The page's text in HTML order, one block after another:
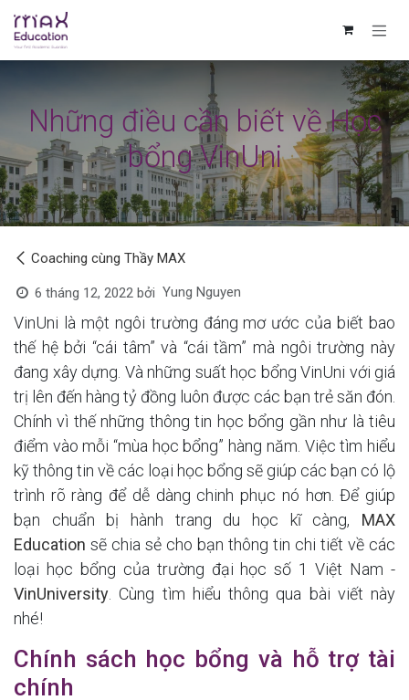
Những điều cần biết về Học
bổng VinUni
Coaching cùng Thầy MAX
6 tháng 12, 2022 bởi Yung Nguyen
VinUni là một ngôi trường đáng mơ ước của biết bao
thế hệ bởi “cái tâm” và “cái tầm” mà ngôi trường này
đang xây dựng. Và những suất học bổng VinUni với giá
trị lên đến hàng tỷ đồng luôn được các bạn trẻ săn đón.
Chính vì thế những thông tin học bổng gần như là tiêu
điểm vào mỗi “mùa học bổng” hàng năm. Việc tìm hiểu
kỹ thông tin về các loại học bổng sẽ giúp các bạn có lộ
trình rõ ràng để dễ dàng chinh phục nó hơn. Để giúp
bạn chuẩn bị hành trang du học kĩ càng, MAX
Education sẽ chia sẻ cho bạn thông tin chi tiết về các
loại học bổng của trường đại học số 1 Việt Nam -
VinUniversity . Cùng tìm hiểu thông qua bài viết này
nhé!
Chính sách học bổng và hỗ trợ tài
chính